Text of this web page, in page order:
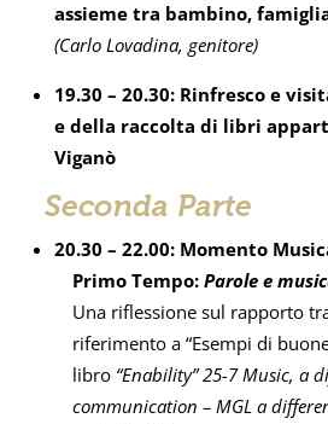
assieme tra bambino,
(Carlo Lovadina, genitore)
19.30 – 20.30: Rinfresco e
e della raccolta di libri
Viganò
Seconda Parte
20.30 – 22.00: Momento
Primo Tempo: Parole e
Una riflessione sul rapporto
riferimento a “Esempi di
libro “Enability” 25-7 Music, a
communication – MGL a